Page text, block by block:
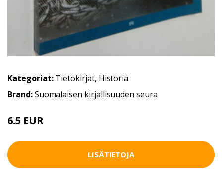
Kategoriat: Tietokirjat, Historia
Brand:Suomalaisen kirjallisuuden seura
6.5 EUR
LISÄTIETOJA